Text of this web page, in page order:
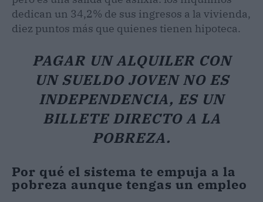
dedican un 34,2% de sus ingresos a la vivienda,
diez puntos más que quienes tienen hipoteca.
PAGAR UN ALQUILER CON
UN SUELDO JOVEN NO ES
INDEPENDENCIA, ES UN
BILLETE DIRECTO A LA
POBREZA.
Por qué el sistema te empuja a la
pobreza aunque tengas un empleo